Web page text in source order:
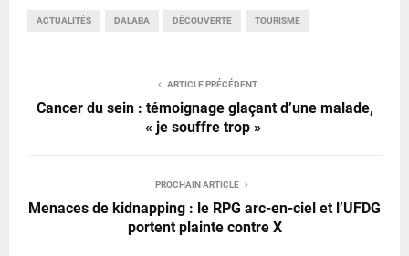
ACTUALITÉS DALABA DÉCOUVERTE TOURISME
ARTICLE PRÉCÉDENT
Cancer du sein : témoignage glaçant d’une malade,
« je souffre trop »
PROCHAIN ARTICLE
Menaces de kidnapping : le RPG arc-en-ciel et l’UFDG
portent plainte contre X